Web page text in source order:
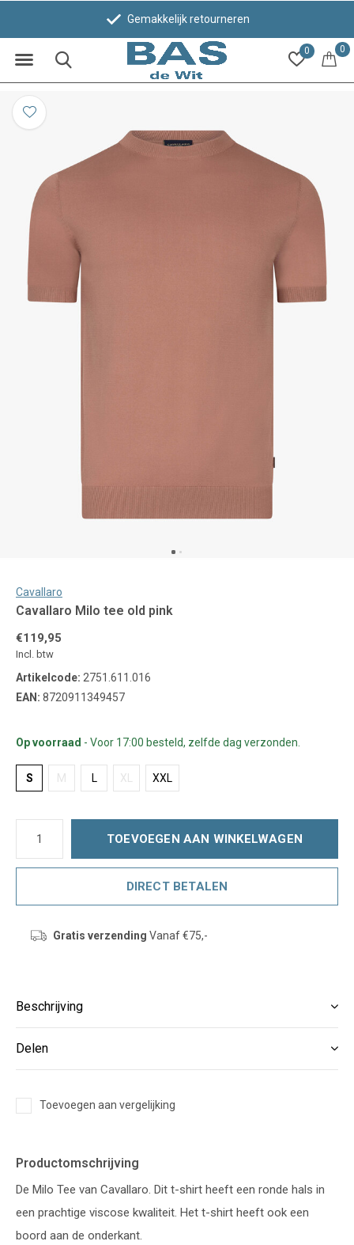
0 0
Gemakkelijk retourneren
Cavallaro
Cavallaro Milo tee old pink
€119,95
Incl. btw
Artikelcode: 2751.611.016
EAN: 8720911349457
Op voorraad - Voor 17:00 besteld, zelfde dag verzonden.
S M L XL XXL
TOEVOEGEN AAN WINKELWAGEN
DIRECT BETALEN
Gratis verzending Vanaf €75,-
Beschrijving
Delen
Toevoegen aan vergelijking
Productomschrijving
De Milo Tee van Cavallaro. Dit t-shirt heeft een ronde hals in
een prachtige viscose kwaliteit. Het t-shirt heeft ook een
boord aan de onderkant.